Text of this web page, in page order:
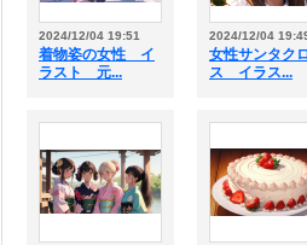
2024/12/04 19:51
着物姿の女性 イ
ラスト 元...
2024/12/04
女性サンタク
ス イラス...